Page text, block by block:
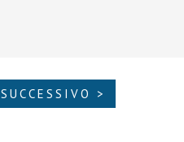
SUCCESSIVO >